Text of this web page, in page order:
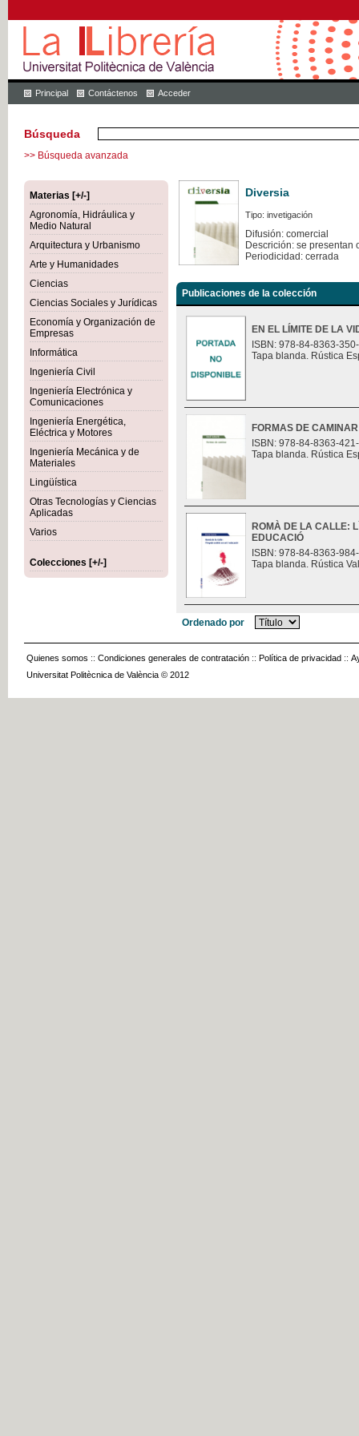
Principal Contáctenos Acceder
Búsqueda
>> Búsqueda avanzada
Materias [+/-]
Agronomía, Hidráulica y
Medio Natural
Arquitectura y Urbanismo
Arte y Humanidades
Ciencias
Ciencias Sociales y Jurídicas
Economía y Organización de
Empresas
Informática
Ingeniería Civil
Ingeniería Electrónica y
Comunicaciones
Ingeniería Energética,
Eléctrica y Motores
Ingeniería Mecánica y de
Materiales
Lingüística
Otras Tecnologías y Ciencias
Aplicadas
Varios
Colecciones [+/-]
Diversia
Tipo: invetigación
Difusión: comercial
Descrición: se presentan
Periodicidad: cerrada
Publicaciones de la colección
EN EL LÍMITE DE LA
ISBN: 978-84-8363-
Tapa blanda. Rústica
FORMAS DE CAMINAR
ISBN: 978-84-8363-
Tapa blanda. Rústica
ROMÀ DE LA CALLE:
EDUCACIÓ
ISBN: 978-84-8363-
Tapa blanda. Rústica
Ordenado por
Quienes somos :: Condiciones generales de contratación :: Política de privacidad ::
Universitat Politècnica de València © 2012